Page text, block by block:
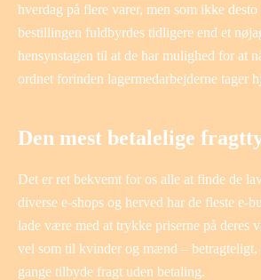
hverdag på flere varer, men som ikke
bestillingen fuldbyrdes tidligere end et
hensynstagen til at de har mulighed for at
ordnet forinden lagermedarbejderne tager
Den mest betalelige
Det er ret bekvemt for os alle at finde de
diverse e-shops og herved har de fleste e-
lade være med at trykke priserne på deres
vel som til kvinder og mænd – betragteligt,
gange tilbyde fragt uden betaling.